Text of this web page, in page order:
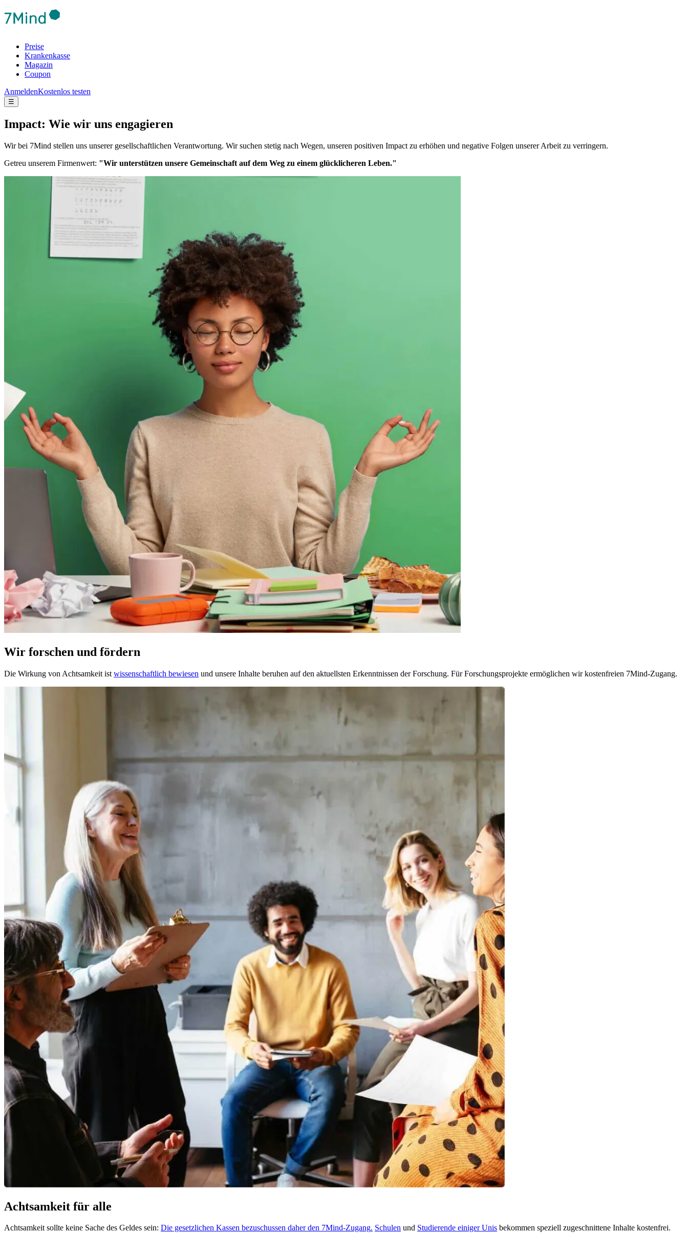
Preise
Krankenkasse
Magazin
Coupon
AnmeldenKostenlos testen
☰
Impact: Wie wir uns engagieren
Wir bei 7Mind stellen uns unserer gesellschaftlichen Verantwortung. Wir suchen stetig nach Wegen, unseren positiven Impact zu erhöhen und negative Folgen unserer Arbeit zu verringern.
Getreu unserem Firmenwert: "Wir unterstützen unsere Gemeinschaft auf dem Weg zu einem glücklicheren Leben."
Wir forschen und fördern
Die Wirkung von Achtsamkeit ist wissenschaftlich bewiesen und unsere Inhalte beruhen auf den aktuellsten Erkenntnissen der Forschung. Für Forschungsprojekte ermöglichen wir kostenfreien 7Mind-Zugang.
Achtsamkeit für alle
Achtsamkeit sollte keine Sache des Geldes sein: Die gesetzlichen Kassen bezuschussen daher den 7Mind-Zugang. Schulen und Studierende einiger Unis bekommen speziell zugeschnittene Inhalte kostenfrei.